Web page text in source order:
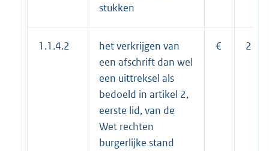
stukken
1.1.4.2
het verkrijgen van
een afschrift dan wel
een uittreksel als
bedoeld in artikel 2,
eerste lid, van de
Wet rechten
burgerlijke stand
€